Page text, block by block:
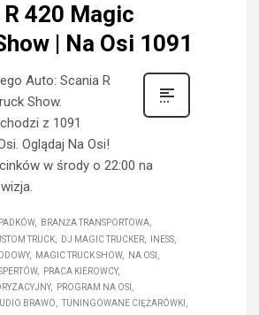
420 Magic
| Na Osi 1091
Auto: Scania R
Show.
z 1091
Oglądaj Na Osi!
w środy o 22:00 na
BRANŻA TRANSPORTOWA
TRUCK DJ MAGIC TRUCKER
INESS
MAGIC TRUCK SHOW
NA OSI
PRACA KIEROWCY
PROGRAM NA OSI
BRAWO
TUNINGOWANE CIĘŻARÓWKI